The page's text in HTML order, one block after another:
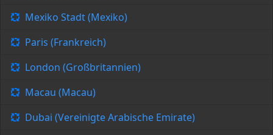
Mexiko Stadt (Mexiko)
Paris (Frankreich)
London (Großbritannien)
Macau (Macau)
Dubai (Vereinigte Arabische Emirate)